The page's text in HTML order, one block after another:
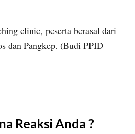
clinic, peserta berasal dari
dan Pangkep. (Budi PPID
Reaksi Anda ?